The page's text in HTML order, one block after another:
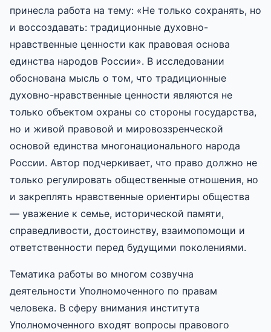
принесла работа на тему: «Не только сохранять, но
и воссоздавать: традиционные духовно-
нравственные ценности как правовая основа
единства народов России». В исследовании
обоснована мысль о том, что традиционные
духовно-нравственные ценности являются не
только объектом охраны со стороны государства,
но и живой правовой и мировоззренческой
основой единства многонационального народа
России. Автор подчеркивает, что право должно не
только регулировать общественные отношения, но
и закреплять нравственные ориентиры общества
— уважение к семье, исторической памяти,
справедливости, достоинству, взаимопомощи и
ответственности перед будущими поколениями.
Тематика работы во многом созвучна
деятельности Уполномоченного по правам
человека. В сферу внимания института
Уполномоченного входят вопросы правового